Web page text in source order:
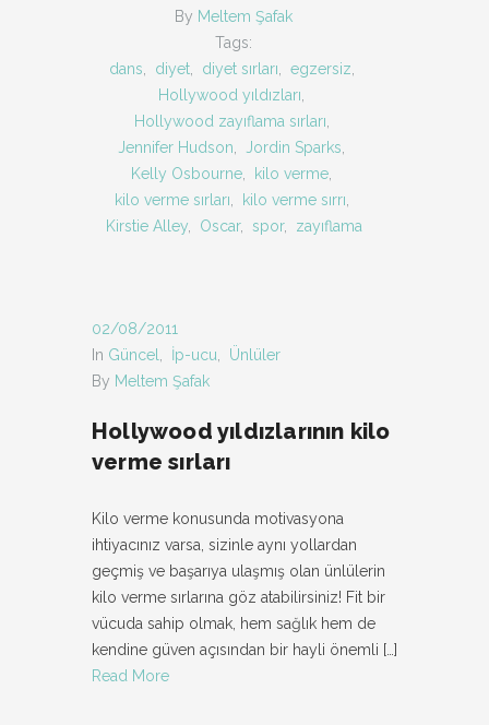
By Meltem Şafak
Tags:
dans
diyet, diyet sırları egzersiz
Hollywood yıldızları
Hollywood zayıflama sırları
Jennifer Hudson
Jordin Sparks
Kelly Osbourne
kilo verme
kilo verme sırları
kilo verme sırrı
Kirstie Alley, Oscar, spor, zayıflama
02/08/2011
In Güncel İp-ucu
Ünlüler
By Meltem Şafak
Hollywood yıldızlarının kilo
verme sırları
Kilo verme konusunda motivasyona
ihtiyacınız varsa, sizinle aynı yollardan
geçmiş ve başarıya ulaşmış olan ünlülerin
kilo verme sırlarına göz atabilirsiniz! Fit bir
vücuda sahip olmak, hem sağlık hem de
kendine güven açısından bir hayli önemli […]
Read More